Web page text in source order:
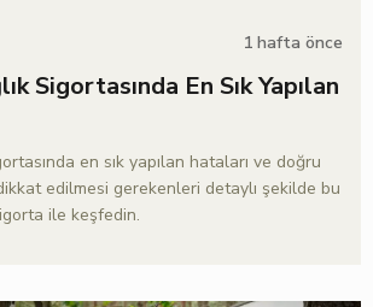
1 hafta önce
Sigortasında En Sık Yapılan
en sık yapılan hataları ve doğru
edilmesi gerekenleri detaylı şekilde bu
ile keşfedin.